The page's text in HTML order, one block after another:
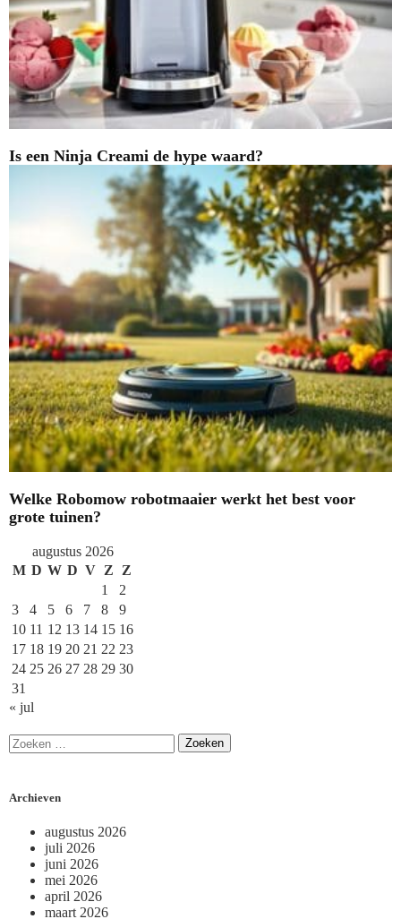
Is een Ninja Creami de hype waard?
Welke Robomow robotmaaier werkt het best voor
grote tuinen?
augustus 2026
M D W D V Z
Z
1
2
3
4 5 6 7 8
9
10 11 12 13 14 15 16
17 18 19 20 21 22 23
24 25 26 27 28 29 30
31
« jul
Archieven
augustus 2026
juli 2026
juni 2026
mei 2026
april 2026
maart 2026